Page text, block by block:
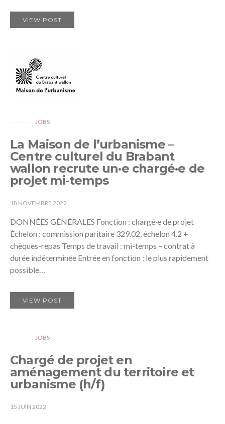
VIEW POST
JOBS
La Maison de l’urbanisme –
Centre culturel du Brabant
wallon recrute un·e chargé·e de
projet mi-temps
18 NOVEMBRE 2022
DONNÉES GÉNÉRALES Fonction : chargé·e de projet
Échelon : commission paritaire 329.02, échelon 4.2 +
chèques-repas Temps de travail : mi-temps – contrat à
durée indéterminée Entrée en fonction : le plus rapidement
possible…
VIEW POST
JOBS
Chargé de projet en
aménagement du territoire et
urbanisme (h/f)
15 JUIN 2022